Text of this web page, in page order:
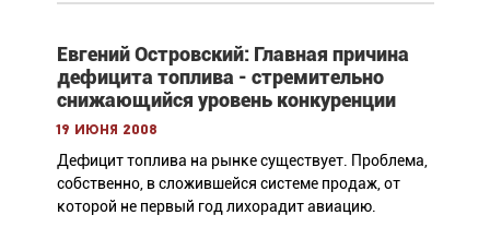
Евгений Островский: Главная причина
дефицита топлива - стремительно
снижающийся уровень конкуренции
19 июня 2008
Дефицит топлива на рынке существует. Проблема,
собственно, в сложившейся системе продаж, от
которой не первый год лихорадит авиацию.